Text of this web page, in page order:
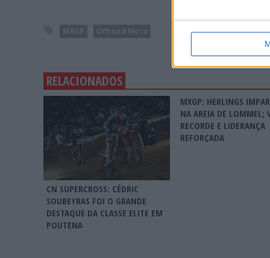
RELACIONADOS
CN SUPERCROSS: CÉDRIC
SOUBEYRAS FOI O GRANDE
DESTAQUE DA CLASSE ELITE EM
POUTENA
MXGP: HERLINGS
NA AREIA DE LOMMEL;
RECORDE E LIDERANÇA
REFORÇADA